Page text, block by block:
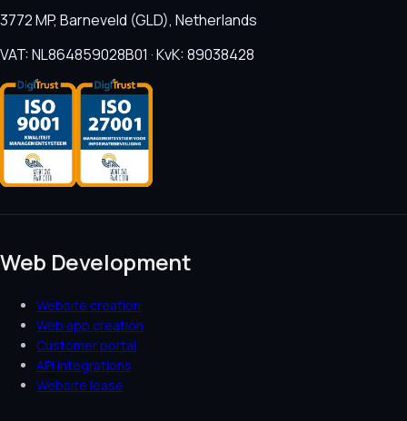
3772 MP, Barneveld (GLD), Netherlands
VAT: NL864859028B01 · KvK: 89038428
Web Development
Website creation
Web app creation
Customer portal
API integrations
Website lease